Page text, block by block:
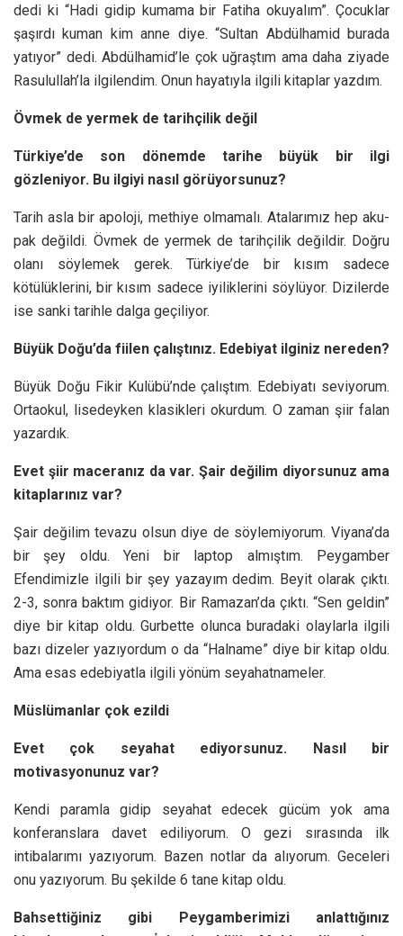
dedi ki “Hadi gidip kumama bir Fatiha okuyalım”. Çocuklar
şaşırdı kuman kim anne diye. “Sultan Abdülhamid burada
yatıyor” dedi. Abdülhamid’le çok uğraştım ama daha ziyade
Rasulullah’la ilgilendim. Onun hayatıyla ilgili kitaplar yazdım.
Övmek de yermek de tarihçilik değil
Türkiye’de son dönemde tarihe büyük bir ilgi
gözleniyor. Bu ilgiyi nasıl görüyorsunuz?
Tarih asla bir apoloji, methiye olmamalı. Atalarımız hep aku-
pak değildi. Övmek de yermek de tarihçilik değildir. Doğru
olanı söylemek gerek. Türkiye’de bir kısım sadece
kötülüklerini, bir kısım sadece iyiliklerini söylüyor. Dizilerde
ise sanki tarihle dalga geçiliyor.
Büyük Doğu’da fiilen çalıştınız. Edebiyat ilginiz nereden?
Büyük Doğu Fikir Kulübü’nde çalıştım. Edebiyatı seviyorum.
Ortaokul, lisedeyken klasikleri okurdum. O zaman şiir falan
yazardık.
Evet şiir maceranız da var. Şair değilim diyorsunuz ama
kitaplarınız var?
Şair değilim tevazu olsun diye de söylemiyorum. Viyana’da
bir şey oldu. Yeni bir laptop almıştım. Peygamber
Efendimizle ilgili bir şey yazayım dedim. Beyit olarak çıktı.
2-3, sonra baktım gidiyor. Bir Ramazan’da çıktı. “Sen geldin”
diye bir kitap oldu. Gurbette olunca buradaki olaylarla ilgili
bazı dizeler yazıyordum o da “Halname” diye bir kitap oldu.
Ama esas edebiyatla ilgili yönüm seyahatnameler.
Müslümanlar çok ezildi
Evet çok seyahat ediyorsunuz. Nasıl bir
motivasyonunuz var?
Kendi paramla gidip seyahat edecek gücüm yok ama
konferanslara davet ediliyorum. O gezi sırasında ilk
intibalarımı yazıyorum. Bazen notlar da alıyorum. Geceleri
onu yazıyorum. Bu şekilde 6 tane kitap oldu.
Bahsettiğiniz gibi Peygamberimizi anlattığınız